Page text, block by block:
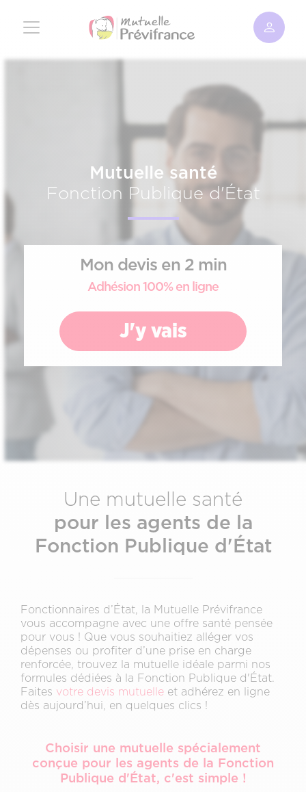
contenu
Mutuelle santé
Fonction Publique d'État
Mon devis en 2 min
Adhésion 100% en ligne
J'y vais
Une mutuelle santé
pour les agents de la
Fonction Publique d'État
Fonctionnaires d’État, la Mutuelle Prévifrance
vous accompagne avec une offre santé pensée
pour vous ! Que vous souhaitiez alléger vos
dépenses ou profiter d’une prise en charge
renforcée, trouvez la mutuelle idéale parmi nos
formules dédiées à la Fonction Publique d'État.
Faites votre devis mutuelle et adhérez en ligne
dès aujourd’hui, en quelques clics !
Choisir une mutuelle spécialement
conçue pour les agents de la Fonction
Publique d'État, c'est simple !